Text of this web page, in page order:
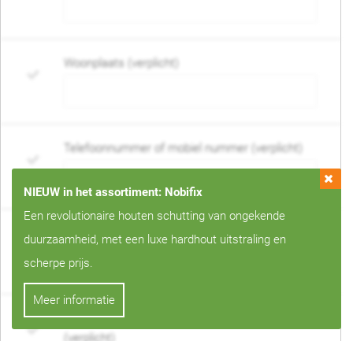
Woonplaats (verplicht)
Telefoonnummer of mobiel nummer (verplicht)
E-mail adres (verplicht)
Wanneer mag de schutting geplaatst worden?
(verplicht)
NIEUW in het assortiment: Nobifix
Een revolutionaire houten schutting van ongekende
duurzaamheid, met een luxe hardhout uitstraling en
scherpe prijs.
Meer informatie